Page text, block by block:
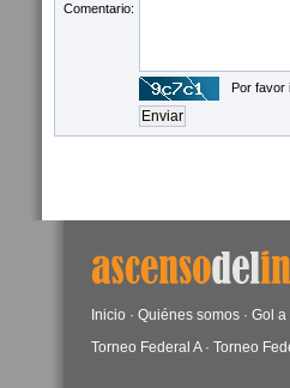
Comentario:
Por favor
Inicio · Quiénes somos · Gol a
Torneo Federal A· Torneo